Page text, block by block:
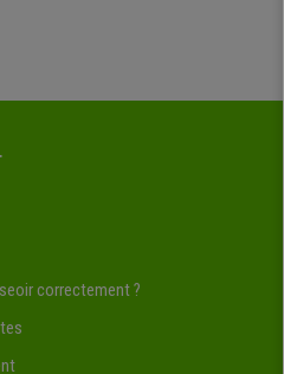
correctement ?